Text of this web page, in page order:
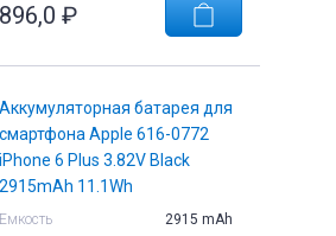
896,0 ₽
Аккумуляторная батарея для
смартфона Apple 616-0772
iPhone 6 Plus 3.82V Black
2915mAh 11.1Wh
Емкость
2915 mAh